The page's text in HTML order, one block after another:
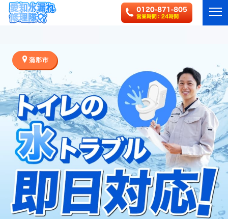
HOME
対応エリア
ご利用の流れ
事例一覧
作業実績・お客様の声一覧
よくある質問
蒲郡市